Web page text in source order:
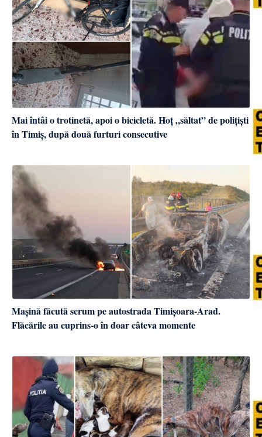
Mai întâi o trotinetă, apoi o bicicletă. Hoț „săltat” de polițiști
în Timiș, după două furturi consecutive
Mașină făcută scrum pe autostrada Timișoara-Arad.
Flăcările au cuprins-o în doar câteva momente